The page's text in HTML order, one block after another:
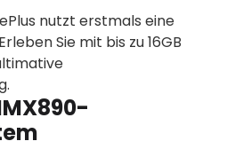
nutzt erstmals eine
Sie mit bis zu 16GB